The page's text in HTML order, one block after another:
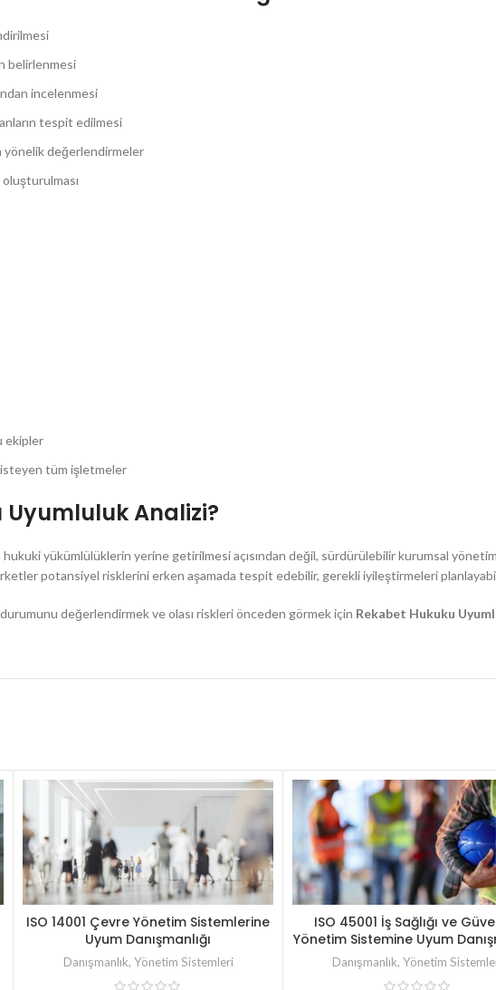
belirlenmesi
incelenmesi
tespit edilmesi
yönelik değerlendirmeler
ekipler
tüm işletmeler
Uyumluluk Analizi?
yükümlülüklerin yerine getirilmesi açısından değil, sürdürülebilir kurumsal yönetim
potansiyel risklerini erken aşamada tespit edebilir, gerekli iyileştirmeleri
değerlendirmek ve olası riskleri önceden görmek için Rekabet Hukuku
ISO 14001 Çevre Yönetim Sistemlerine
Uyum Danışmanlığı
Danışmanlık, Yönetim Sistemleri
ISO 45001 İş Sağlığı ve
Yönetim Sistemine Uyum
Danışmanlık,Yönetim